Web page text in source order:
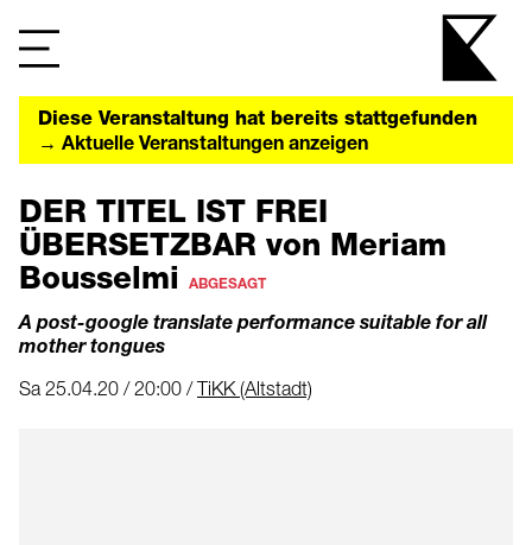
Diese Veranstaltung hat bereits stattgefunden
→ Aktuelle Veranstaltungen anzeigen
DER TITEL IST FREI
ÜBERSETZBAR von Meriam
Bousselmi
ABGESAGT
A post-google translate performance suitable for all
mother tongues
Sa 25.04.20 / 20:00 /TiKK (Altstadt)